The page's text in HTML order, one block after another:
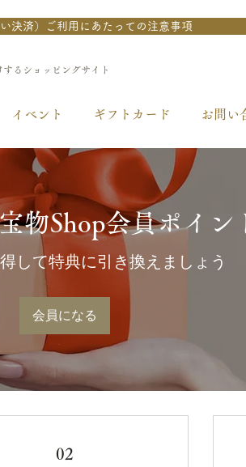
決済）ご利用にあたっての注意事項
るショッピングサイト
イベント ギフトカード お問い
物Shop会員ポイン
して特典に引き換えましょう
会員になる
02